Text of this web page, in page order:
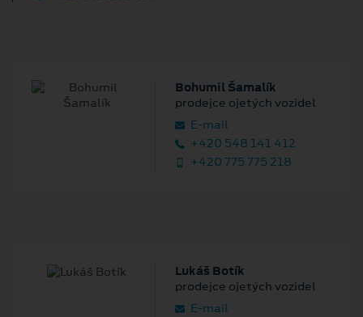
Bohumil Šamalík
prodejce ojetých vozidel
E‑mail
+420 548 141 412
+420 775 775 218
Lukáš Botík
prodejce ojetých vozidel
E‑mail